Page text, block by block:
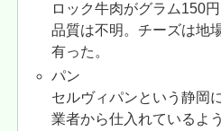
ロック牛肉がグラム150
品質は不明。チーズは地
有った。
パン
セルヴィパンという静岡
業者から仕入れているよ